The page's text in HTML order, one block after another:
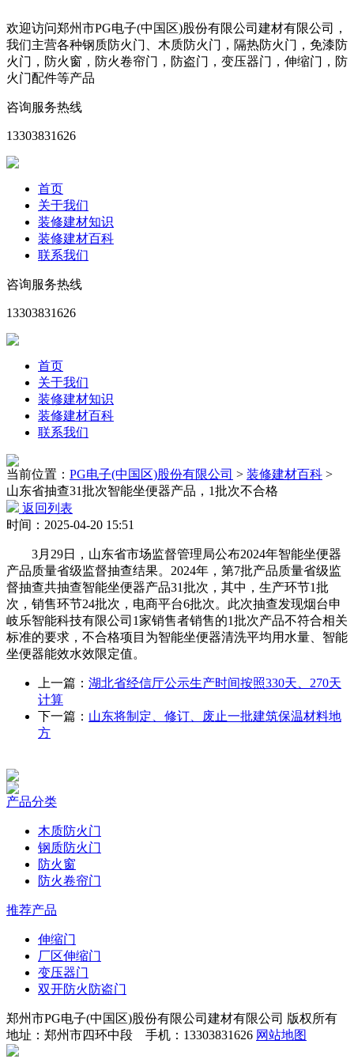
欢迎访问郑州市PG电子(中国区)股份有限公司建材有限公司，
我们主营各种钢质防火门、木质防火门，隔热防火门，免漆防
火门，防火窗，防火卷帘门，防盗门，变压器门，伸缩门，防
火门配件等产品
咨询服务热线
13303831626
首页
关于我们
装修建材知识
装修建材百科
联系我们
咨询服务热线
13303831626
首页
关于我们
装修建材知识
装修建材百科
联系我们
当前位置： PG电子(中国区)股份有限公司 > 装修建材百科 >
山东省抽查31批次智能坐便器产品，1批次不合格
返回列表
时间：2025-04-20 15:51
3月29日，山东省市场监督管理局公布2024年智能坐便器
产品质量省级监督抽查结果。2024年，第7批产品质量省级监
督抽查共抽查智能坐便器产品31批次，其中，生产环节1批
次，销售环节24批次，电商平台6批次。此次抽查发现烟台申
岐乐智能科技有限公司1家销售者销售的1批次产品不符合相关
标准的要求，不合格项目为智能坐便器清洗平均用水量、智能
坐便器能效水效限定值。
上一篇： 湖北省经信厅公示生产时间按照330天、270天
计算
下一篇： 山东将制定、修订、废止一批建筑保温材料地
方
产品分类
木质防火门
钢质防火门
防火窗
防火卷帘门
推荐产品
伸缩门
厂区伸缩门
变压器门
双开防火防盗门
郑州市PG电子(中国区)股份有限公司建材有限公司 版权所有
地址：郑州市四环中段 手机：13303831626 网站地图